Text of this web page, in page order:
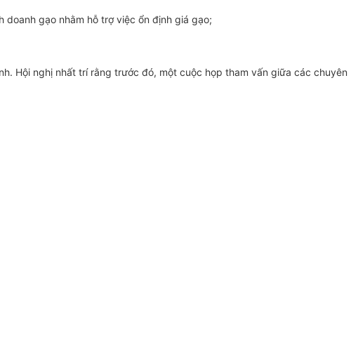
gạo nhằm hỗ trợ việc ổn định giá gạo;
Hội nghị nhất trí rằng trước đó, một cuộc họp tham vấn giữa các chuyên